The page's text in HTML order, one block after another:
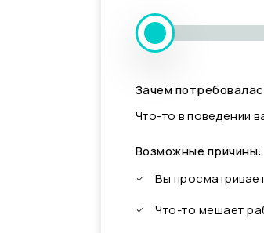
Зачем
Что-то в поведении
Возможные причины:
Вы
Что-то мешает